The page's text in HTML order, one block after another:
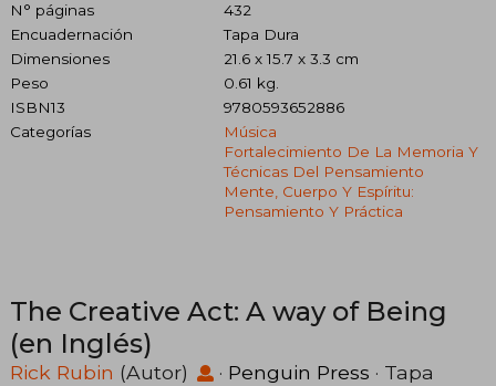
N° páginas
432
Encuadernación
Tapa Dura
Dimensiones
21.6 x 15.7 x 3.3 cm
Peso
0.61 kg.
ISBN13
9780593652886
Categorías
Música
Fortalecimiento De La Memoria Y
Técnicas Del Pensamiento
Mente, Cuerpo Y Espíritu:
Pensamiento Y Práctica
The Creative Act: A way of Being
(en Inglés)
Rick Rubin (Autor) · Penguin Press · Tapa